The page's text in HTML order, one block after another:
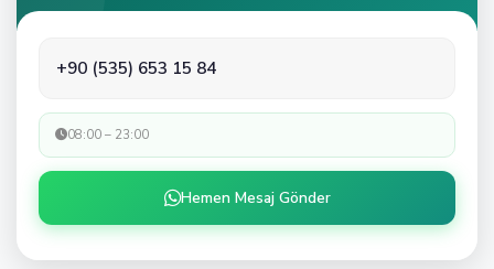
+90 (535) 653 15 84
08:00 – 23:00
Hemen Mesaj Gönder